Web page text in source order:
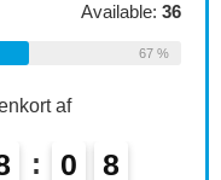
Available: 36
67 %
af
0
6